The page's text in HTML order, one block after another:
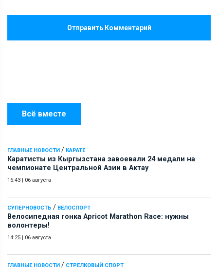
Всё вместе
ГЛАВНЫЕ НОВОСТИ / КАРАТЕ
Каратисты из Кыргызстана завоевали 24 медали на
чемпионате Центральной Азии в Актау
16:43 | 06 августа
СУПЕРНОВОСТЬ / ВЕЛОСПОРТ
Велосипедная гонка Apricot Marathon Race: нужны
волонтеры!
14:25 | 06 августа
ГЛАВНЫЕ НОВОСТИ / СТРЕЛКОВЫЙ СПОРТ
Отправить Комментарий